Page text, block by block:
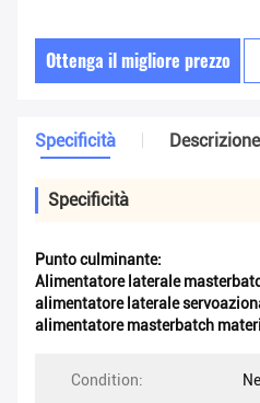
Ottenga il migliore prezzo
Specificità Descrizione
Specificità
Punto culminante:
Alimentatore laterale
alimentatore laterale
alimentatore masterbatch
Condition: